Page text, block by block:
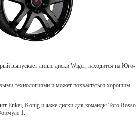
выпускает литые диски Wiger, находится на Юго-
технологиями и может похвастаться хорошим
Enkei, Konig и даже диски для команды Toro Rosso
1.